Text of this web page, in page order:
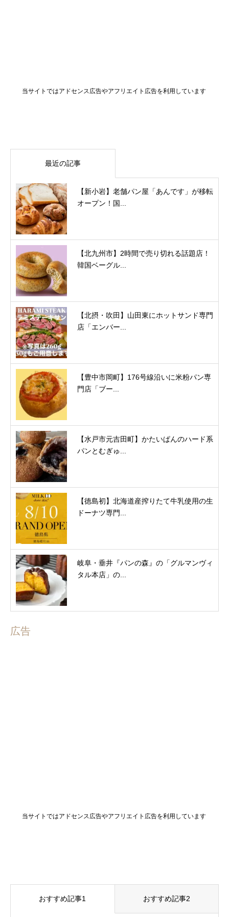
当サイトではアドセンス広告やアフリエイト広告を利用しています
最近の記事
【新小岩】老舗パン屋「あんです」が移転
オープン！国...
【北九州市】2時間で売り切れる話題店！
韓国ベーグル...
【北摂・吹田】山田東にホットサンド専門
店「エンバー...
【豊中市岡町】176号線沿いに米粉パン専
門店「ブー...
【水戸市元吉田町】かたいぱんのハード系
パンとむぎゅ...
【徳島初】北海道産搾りたて牛乳使用の生
ドーナツ専門...
岐阜・垂井『パンの森』の「グルマンヴィ
タル本店」の...
広告
当サイトではアドセンス広告やアフリエイト広告を利用しています
おすすめ記事1 おすすめ記事2